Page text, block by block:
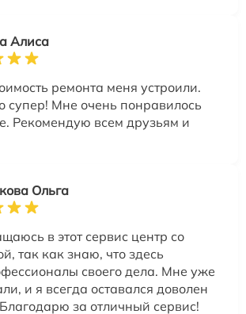
Алиса
ремонта меня устроили.
супер! Мне очень понравилось
Рекомендую всем друзьям и
Ольга
в этот сервис центр со
так как знаю, что здесь
своего дела. Мне уже
и я всегда оставался доволен
за отличный сервис!